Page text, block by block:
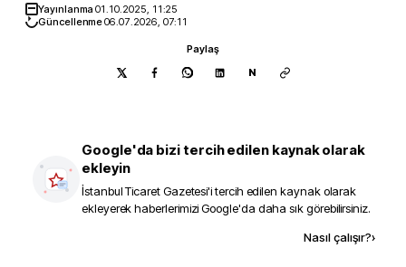
Yayınlanma01.10.2025, 11:25
Güncellenme06.07.2026, 07:11
Paylaş
N
Google'da bizi tercih edilen kaynak olarak
ekleyin
İstanbul Ticaret Gazetesi'i tercih edilen kaynak olarak
ekleyerek haberlerimizi Google'da daha sık görebilirsiniz.
Nasıl çalışır?›